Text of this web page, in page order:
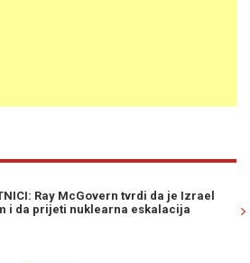
PUKOVNIK AMERIČKE VOJSKE DOUGLAS
"Rusija, Kina i Iran stvaraju novi